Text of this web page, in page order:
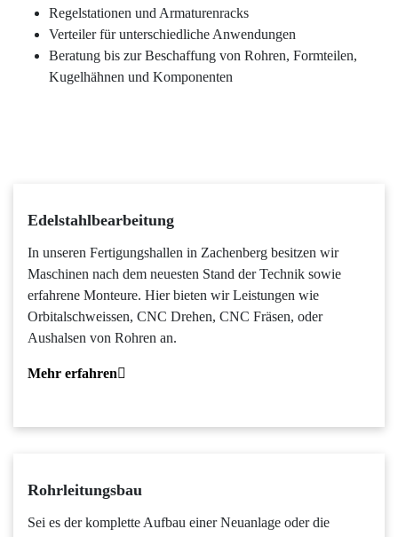
Regelstationen und Armaturenracks
Verteiler für unterschiedliche Anwendungen
Beratung bis zur Beschaffung von Rohren, Formteilen,
Kugelhähnen und Komponenten
Edelstahlbearbeitung
In unseren Fertigungshallen in Zachenberg besitzen wir
Maschinen nach dem neuesten Stand der Technik sowie
erfahrene Monteure. Hier bieten wir Leistungen wie
Orbitalschweissen, CNC Drehen, CNC Fräsen, oder
Aushalsen von Rohren an.
Mehr erfahren
Rohrleitungsbau
Sei es der komplette Aufbau einer Neuanlage oder die